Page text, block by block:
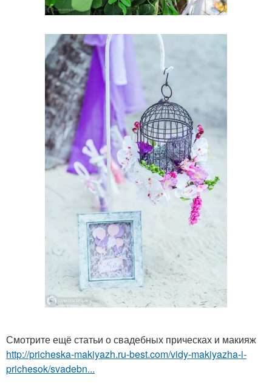
Смотрите ещё статьи о свадебных прическах и макияж
http://pricheska-makiyazh.ru-best.com/vidy-makiyazha-i-
prichesok/svadebn...